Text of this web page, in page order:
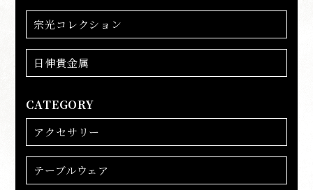
宗光コレクション
日伸貴金属
CATEGORY
アクセサリー
テーブルウェア